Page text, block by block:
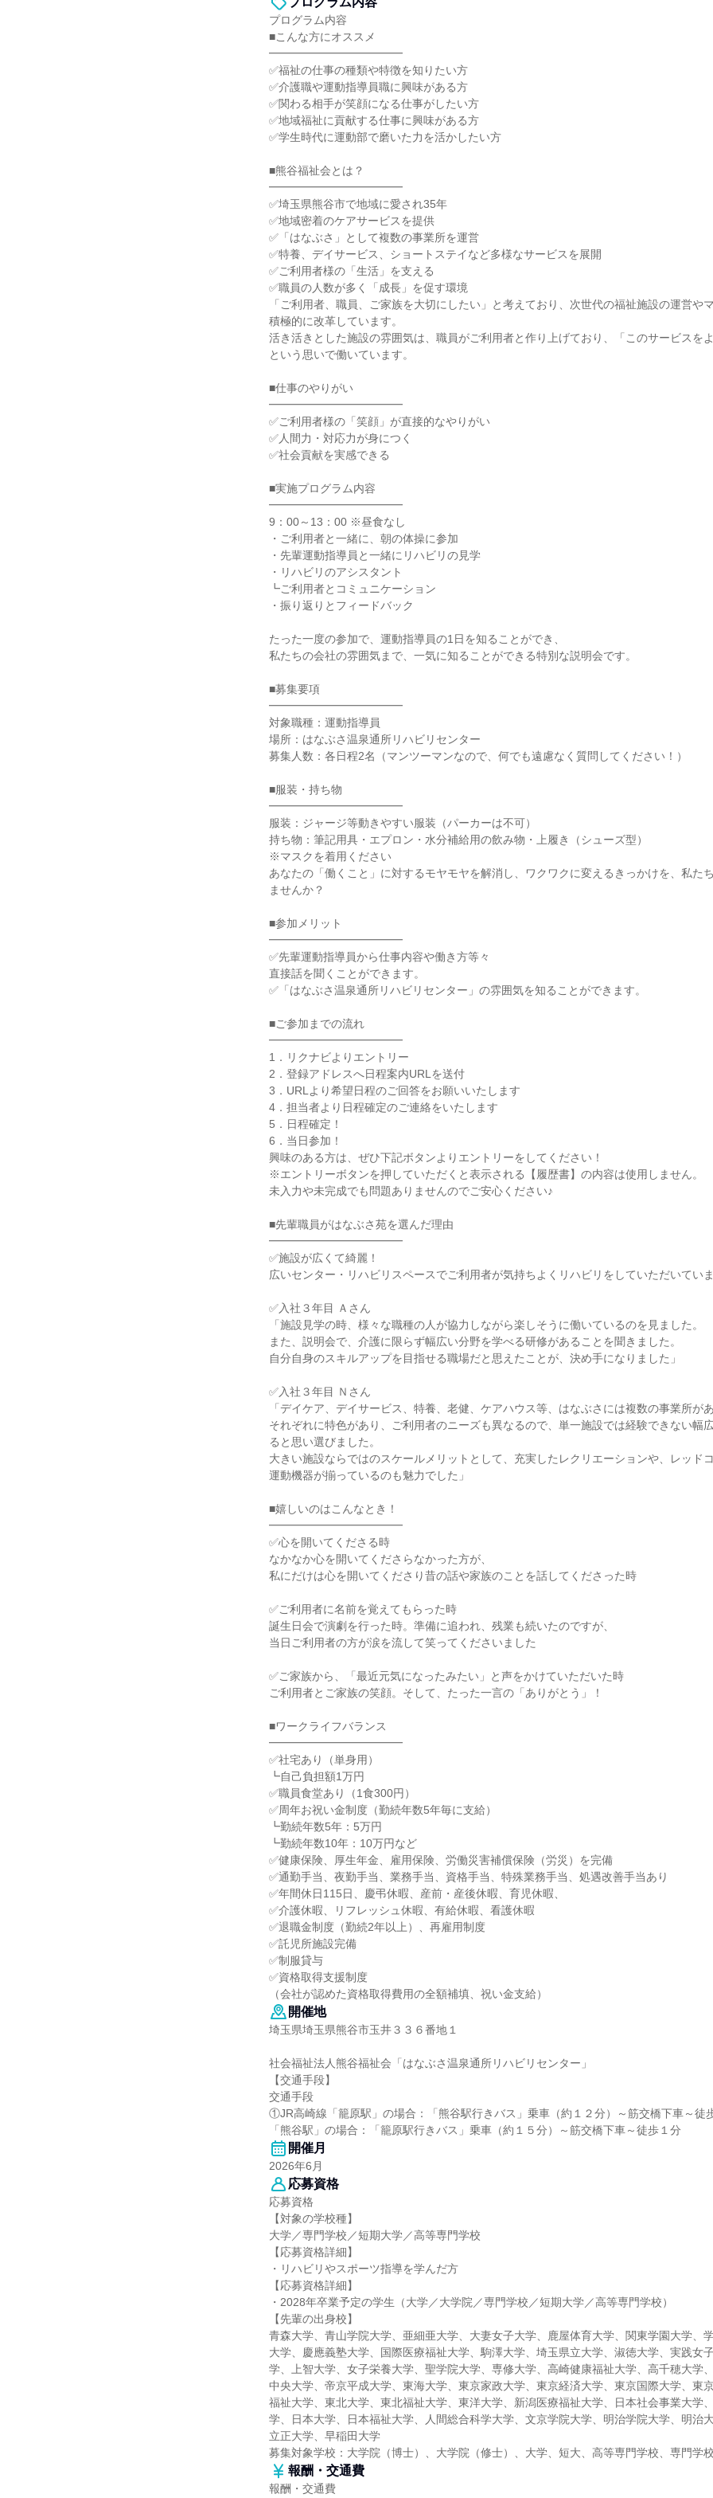
プログラム内容
■こんな方にオススメ
━━━━━━━━━━━━
✅福祉の仕事の種類や特徴を知りたい方
✅介護職や運動指導員職に興味がある方
✅関わる相手が笑顔になる仕事がしたい方
✅地域福祉に貢献する仕事に興味がある方
✅学生時代に運動部で磨いた力を活かしたい方
■熊谷福祉会とは？
━━━━━━━━━━━━
✅埼玉県熊谷市で地域に愛され35年
✅地域密着のケアサービスを提供
✅「はなぶさ」として複数の事業所を運営
✅特養、デイサービス、ショートステイなど多様なサービスを展開
✅ご利用者様の「生活」を支える
✅職員の人数が多く「成長」を促す環境
「ご利用者、職員、ご家族を大切にしたい」と考えており、次世代の福祉施設の運営や
積極的に改革しています。
活き活きとした施設の雰囲気は、職員がご利用者と作り上げており、「このサービスをよ
という思いで働いています。
■仕事のやりがい
━━━━━━━━━━━━
✅ご利用者様の「笑顔」が直接的なやりがい
✅人間力・対応力が身につく
✅社会貢献を実感できる
■実施プログラム内容
━━━━━━━━━━━━
9：00～13：00 ※昼食なし
・ご利用者と一緒に、朝の体操に参加
・先輩運動指導員と一緒にリハビリの見学
・リハビリのアシスタント
┗ご利用者とコミュニケーション
・振り返りとフィードバック
たった一度の参加で、運動指導員の1日を知ることができ、
私たちの会社の雰囲気まで、一気に知ることができる特別な説明会です。
■募集要項
━━━━━━━━━━━━
対象職種：運動指導員
場所：はなぶさ温泉通所リハビリセンター
募集人数：各日程2名（マンツーマンなので、何でも遠慮なく質問してください！）
■服装・持ち物
━━━━━━━━━━━━
服装：ジャージ等動きやすい服装（パーカーは不可）
持ち物：筆記用具・エプロン・水分補給用の飲み物・上履き（シューズ型）
※マスクを着用ください
あなたの「働くこと」に対するモヤモヤを解消し、ワクワクに変えるきっかけを、私た
ませんか？
■参加メリット
━━━━━━━━━━━━
✅先輩運動指導員から仕事内容や働き方等々
直接話を聞くことができます。
✅「はなぶさ温泉通所リハビリセンター」の雰囲気を知ることができます。
■ご参加までの流れ
━━━━━━━━━━━━
1．リクナビよりエントリー
2．登録アドレスへ日程案内URLを送付
3．URLより希望日程のご回答をお願いいたします
4．担当者より日程確定のご連絡をいたします
5．日程確定！
6．当日参加！
興味のある方は、ぜひ下記ボタンよりエントリーをしてください！
※エントリーボタンを押していただくと表示される【履歴書】の内容は使用しません。
未入力や未完成でも問題ありませんのでご安心ください♪
■先輩職員がはなぶさ苑を選んだ理由
━━━━━━━━━━━━
✅施設が広くて綺麗！
広いセンター・リハビリスペースでご利用者が気持ちよくリハビリをしていただいてい
✅入社３年目 Ａさん
「施設見学の時、様々な職種の人が協力しながら楽しそうに働いているのを見ました。
また、説明会で、介護に限らず幅広い分野を学べる研修があることを聞きました。
自分自身のスキルアップを目指せる職場だと思えたことが、決め手になりました」
✅入社３年目 Ｎさん
「デイケア、デイサービス、特養、老健、ケアハウス等、はなぶさには複数の事業所があ
それぞれに特色があり、ご利用者のニーズも異なるので、単一施設では経験できない幅
ると思い選びました。
大きい施設ならではのスケールメリットとして、充実したレクリエーションや、レッド
運動機器が揃っているのも魅力でした」
■嬉しいのはこんなとき！
━━━━━━━━━━━━
✅心を開いてくださる時
なかなか心を開いてくださらなかった方が、
私にだけは心を開いてくださり昔の話や家族のことを話してくださった時
✅ご利用者に名前を覚えてもらった時
誕生日会で演劇を行った時。準備に追われ、残業も続いたのですが、
当日ご利用者の方が涙を流して笑ってくださいました
✅ご家族から、「最近元気になったみたい」と声をかけていただいた時
ご利用者とご家族の笑顔。そして、たった一言の「ありがとう」！
■ワークライフバランス
━━━━━━━━━━━━
✅社宅あり（単身用）
┗自己負担額1万円
✅職員食堂あり（1食300円）
✅周年お祝い金制度（勤続年数5年毎に支給）
┗勤続年数5年：5万円
┗勤続年数10年：10万円など
✅健康保険、厚生年金、雇用保険、労働災害補償保険（労災）を完備
✅通勤手当、夜勤手当、業務手当、資格手当、特殊業務手当、処遇改善手当あり
✅年間休日115日、慶弔休暇、産前・産後休暇、育児休暇、
✅介護休暇、リフレッシュ休暇、有給休暇、看護休暇
✅退職金制度（勤続2年以上）、再雇用制度
✅託児所施設完備
✅制服貸与
✅資格取得支援制度
（会社が認めた資格取得費用の全額補填、祝い金支給）
開催地
埼玉県埼玉県熊谷市玉井３３６番地１
社会福祉法人熊谷福祉会「はなぶさ温泉通所リハビリセンター」
【交通手段】
交通手段
①JR高崎線「籠原駅」の場合：「熊谷駅行きバス」乗車（約１２分）～筋交橋下車～徒
「熊谷駅」の場合：「籠原駅行きバス」乗車（約１５分）～筋交橋下車～徒歩１分
開催月
2026年6月
応募資格
応募資格
【対象の学校種】
大学／専門学校／短期大学／高等専門学校
【応募資格詳細】
・リハビリやスポーツ指導を学んだ方
【応募資格詳細】
・2028年卒業予定の学生（大学／大学院／専門学校／短期大学／高等専門学校）
【先輩の出身校】
青森大学、青山学院大学、亜細亜大学、大妻女子大学、鹿屋体育大学、関東学園大学、
大学、慶應義塾大学、国際医療福祉大学、駒澤大学、埼玉県立大学、淑徳大学、実践女
学、上智大学、女子栄養大学、聖学院大学、専修大学、高崎健康福祉大学、高千穂大学、
中央大学、帝京平成大学、東海大学、東京家政大学、東京経済大学、東京国際大学、東
福祉大学、東北大学、東北福祉大学、東洋大学、新潟医療福祉大学、日本社会事業大学
学、日本大学、日本福祉大学、人間総合科学大学、文京学院大学、明治学院大学、明治大
立正大学、早稲田大学
募集対象学校：大学院（博士）、大学院（修士）、大学、短大、高等専門学校、専門学校
報酬・交通費
報酬・交通費